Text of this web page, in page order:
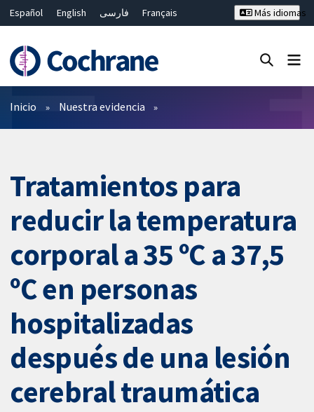
Español English فارسی
Français
Bahasa Malaysia
ไทย 繁體中文
Más idiomas
Filtros
Inicio Nuestra evidencia
Tratamientos para
reducir la temperatura
corporal a 35 ºC a 37,5
ºC en personas
hospitalizadas
después de una lesión
cerebral traumática